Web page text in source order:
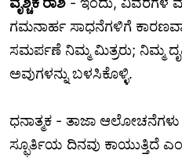
ಗಮನಾರ್ಹ ಸಾಧನೆಗಳಿಗೆ
ಸಮರ್ಪಣೆ ನಿಮ್ಮ ಮಿತ್ರರು; ನಿಮ್ಮ
ಅವುಗಳನ್ನು ಬಳಸಿಕೊಳ್ಳಿ.
ಧನಾತ್ಮಕ - ತಾಜಾ ಆಲೋಚನೆಗಳು
ಸ್ಫೂರ್ತಿಯ ದಿನವು ಕಾಯುತ್ತಿದೆ